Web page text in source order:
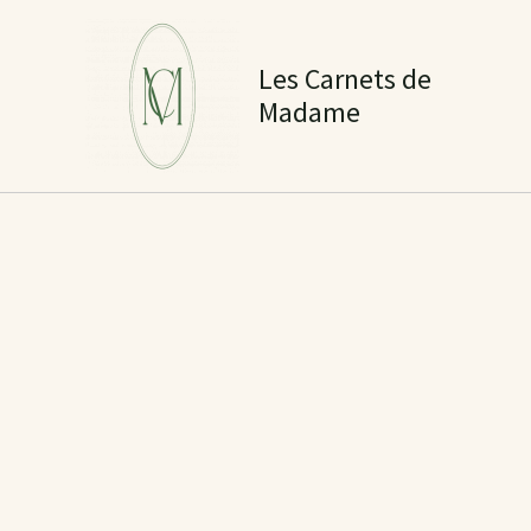
Les Carnets de
Madame